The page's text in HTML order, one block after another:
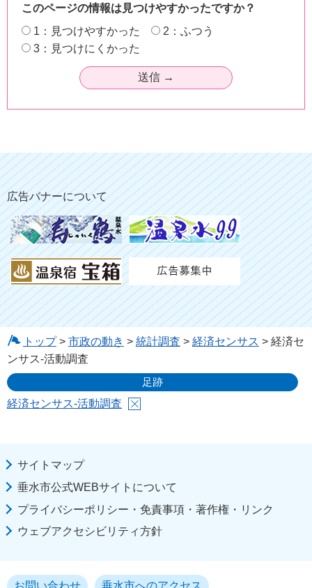
このページの情報は見つけやすかったですか？
1：見つけやすかった
2：ふつう
3：見つけにくかった
広告バナーについて
トップ> 市政の動き > 統計調査 > 経済センサス > 経済セ
ンサス-活動調査
足跡
経済センサス-活動調査
サイトマップ
垂水市公式WEBサイトについて
プライバシーポリシー・免責事項・著作権・リンク
ウェブアクセシビリティ方針